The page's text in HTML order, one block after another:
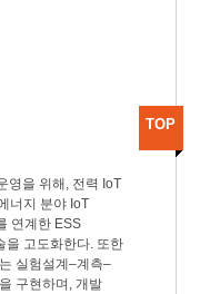
영을 위해, 전력 IoT
너지 분야 IoT
연계한 ESS
을 고도화한다. 또한
실험설계–계측–
구현하며, 개발
TOP